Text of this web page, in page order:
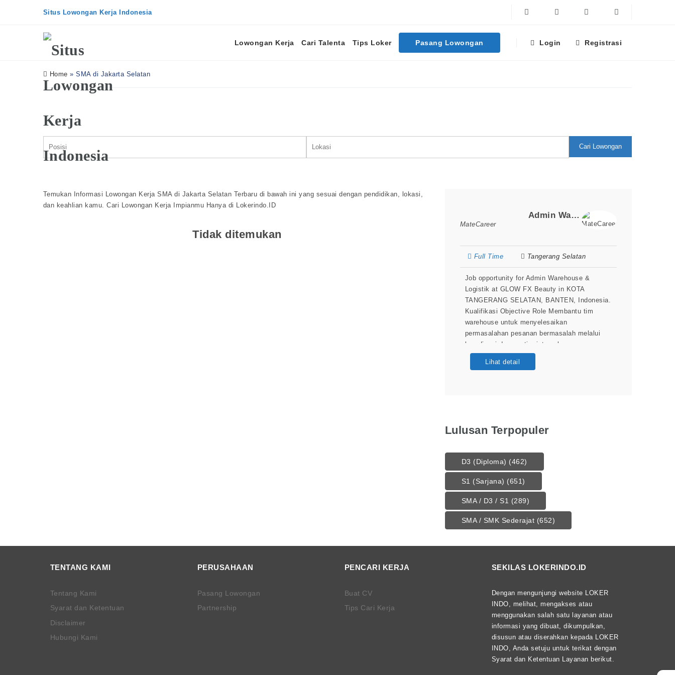
Situs Lowongan Kerja Indonesia Facebook Linkedin
Lowongan Kerja Cari Talenta Tips Loker Pasang Lowongan Login Registrasi
Home »SMA di Jakarta Selatan
Cari Lowongan
Temukan Informasi Lowongan Kerja SMA di Jakarta Selatan Terbaru di bawah ini yang sesuai dengan pendidikan, lokasi,
dan keahlian kamu. Cari Lowongan Kerja Impianmu Hanya di Lokerindo.ID
Tidak ditemukan
Admin Warehouse & Logistik
MateCareer
Full Time Tangerang Selatan
Job opportunity for Admin Warehouse &
Logistik at GLOW FX Beauty in KOTA
TANGERANG SELATAN, BANTEN, Indonesia.
Kualifikasi Objective Role Membantu tim
warehouse untuk menyelesaikan
permasalahan pesanan bermasalah melalui
koordinasi dengan tim internal maupun
eksternal (ekspedisi) serta supporting
administrasi warehouse lainnya. Deskripsi
Lihat detail
Lulusan Terpopuler
D3 (Diploma) (462)
S1 (Sarjana) (651)
SMA / D3 / S1 (289)
SMA / SMK Sederajat (652)
TENTANG KAMI
Tentang Kami
Syarat dan Ketentuan
Disclaimer
Hubungi Kami
PERUSAHAAN
Pasang Lowongan
Partnership
PENCARI KERJA
Buat CV
Tips Cari Kerja
SEKILAS LOKERINDO.ID
Dengan mengunjungi website LOKER
INDO, melihat, mengakses atau
menggunakan salah satu layanan atau
informasi yang dibuat, dikumpulkan,
disusun atau diserahkan kepada LOKER
INDO, Anda setuju untuk terikat dengan
Syarat dan Ketentuan Layanan berikut.